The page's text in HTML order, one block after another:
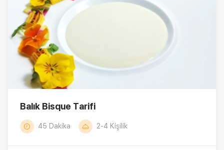
Balık Bisque Tarifi
45 Dakika 2-4 Kişilik